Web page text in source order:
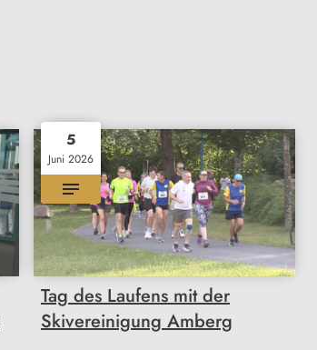
5
Juni 2026
Tag des Laufens mit der
Skivereinigung Amberg